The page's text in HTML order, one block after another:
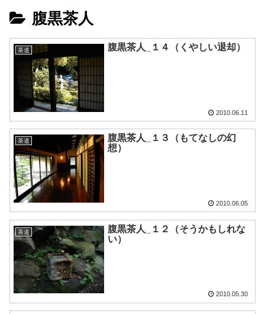
腹黒茶人
茶道 腹黒茶人_１４（くやしい退却）
2010.06.11
茶道
腹黒茶人_１３（もてなしの幻
想）
2010.06.05
茶道
腹黒茶人_１２（そうかもしれな
い）
2010.05.30